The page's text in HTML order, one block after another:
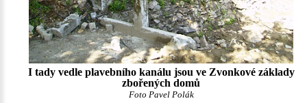
I tady vedle plavebního kanálu jsou ve Zvonkové základy
zbořených domů
Foto Pavel Polák